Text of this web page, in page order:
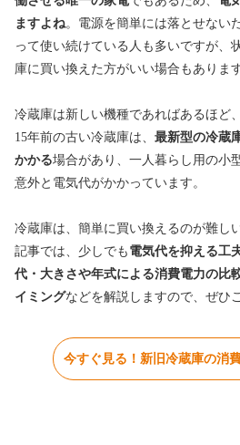
ますよね。電源を簡単には落とせない
って使い続けている人も多いですが、
庫に買い換えた方がいい場合もあります
冷蔵庫は新しい機種であればあるほど
15年前の古い冷蔵庫は、 最新型の冷蔵
かかる場合があり、 一人暮らし用の小
意外と電気代がかかっています。
冷蔵庫は、簡単に買い換えるのが難し
記事では、少しでも 電気代を抑える工
代・大きさや年式による消費電力の比
イミングなどを解説しますので、ぜひ
今すぐ見る！新旧冷蔵庫の消